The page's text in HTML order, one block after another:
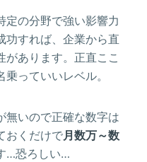
定の分野で強い影響力
功すれば、企業から直
があります。正直ここ
っていいレベル。
無いので正確な数字は
おくだけで月数万～数
…恐ろしい…